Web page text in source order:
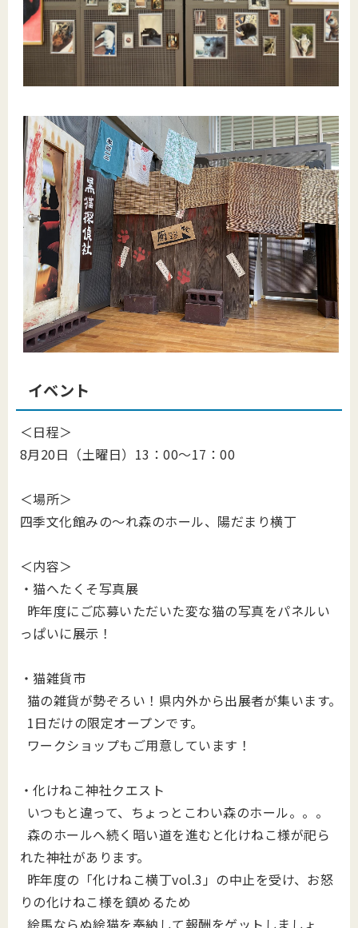
イベント
＜日程＞
8月20日（土曜日）13：00～17：00
＜場所＞
四季文化館みの～れ森のホール、陽だまり横丁
＜内容＞
・猫へたくそ写真展
昨年度にご応募いただいた変な猫の写真をパネルい
っぱいに展示！
・猫雑貨市
猫の雑貨が勢ぞろい！県内外から出展者が集います。
1日だけの限定オープンです。
ワークショップもご用意しています！
・化けねこ神社クエスト
いつもと違って、ちょっとこわい森のホール。。。
森のホールへ続く暗い道を進むと化けねこ様が祀ら
れた神社があります。
昨年度の「化けねこ横丁vol.3」の中止を受け、お怒
りの化けねこ様を鎮めるため
絵馬ならぬ絵猫を奉納して報酬をゲットしましょ